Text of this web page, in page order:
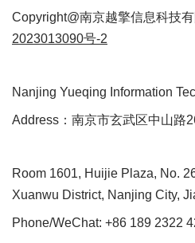
Copyright@南京越擎信息科技有
2023013090号-2
Nanjing Yueqing Information
Address：南京市玄武区中山路
Room 1601, Huijie Plaza, No.
Xuanwu District, Nanjing City,
Phone/WeChat: +86 189 2322